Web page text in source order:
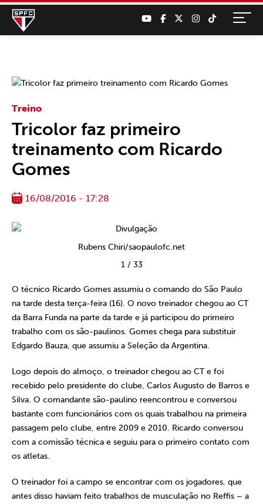
Treino
Tricolor faz primeiro
treinamento com Ricardo
Gomes
16/08/2016 - 17:28
Rubens Chiri/saopaulofc.net
1/ 33
O técnico Ricardo Gomes assumiu o comando do São Paulo
na tarde desta terça-feira (16). O novo treinador chegou ao CT
da Barra Funda na parte da tarde e já participou do primeiro
trabalho com os são-paulinos. Gomes chega para substituir
Edgardo Bauza, que assumiu a Seleção da Argentina.
Logo depois do almoço, o treinador chegou ao CT e foi
recebido pelo presidente do clube, Carlos Augusto de Barros e
Silva. O comandante são-paulino reencontrou e conversou
bastante com funcionários com os quais trabalhou na primeira
passagem pelo clube, entre 2009 e 2010. Ricardo conversou
com a comissão técnica e seguiu para o primeiro contato com
os atletas.
O treinador foi a campo se encontrar com os jogadores, que
antes disso haviam feito trabalhos de musculação no Reffis – a